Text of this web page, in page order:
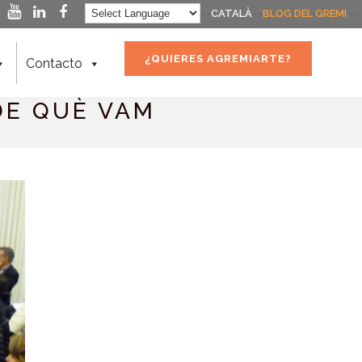
- -CATALÀ- -BLOG DEL GREMI - -
¿QUIERES AGREMIARTE?
Contacto
QUÈ VAM